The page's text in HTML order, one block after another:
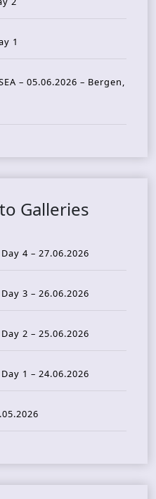
1
– 05.06.2026 – Bergen,
Galleries
4 – 27.06.2026
3 – 26.06.2026
2 – 25.06.2026
1 – 24.06.2026